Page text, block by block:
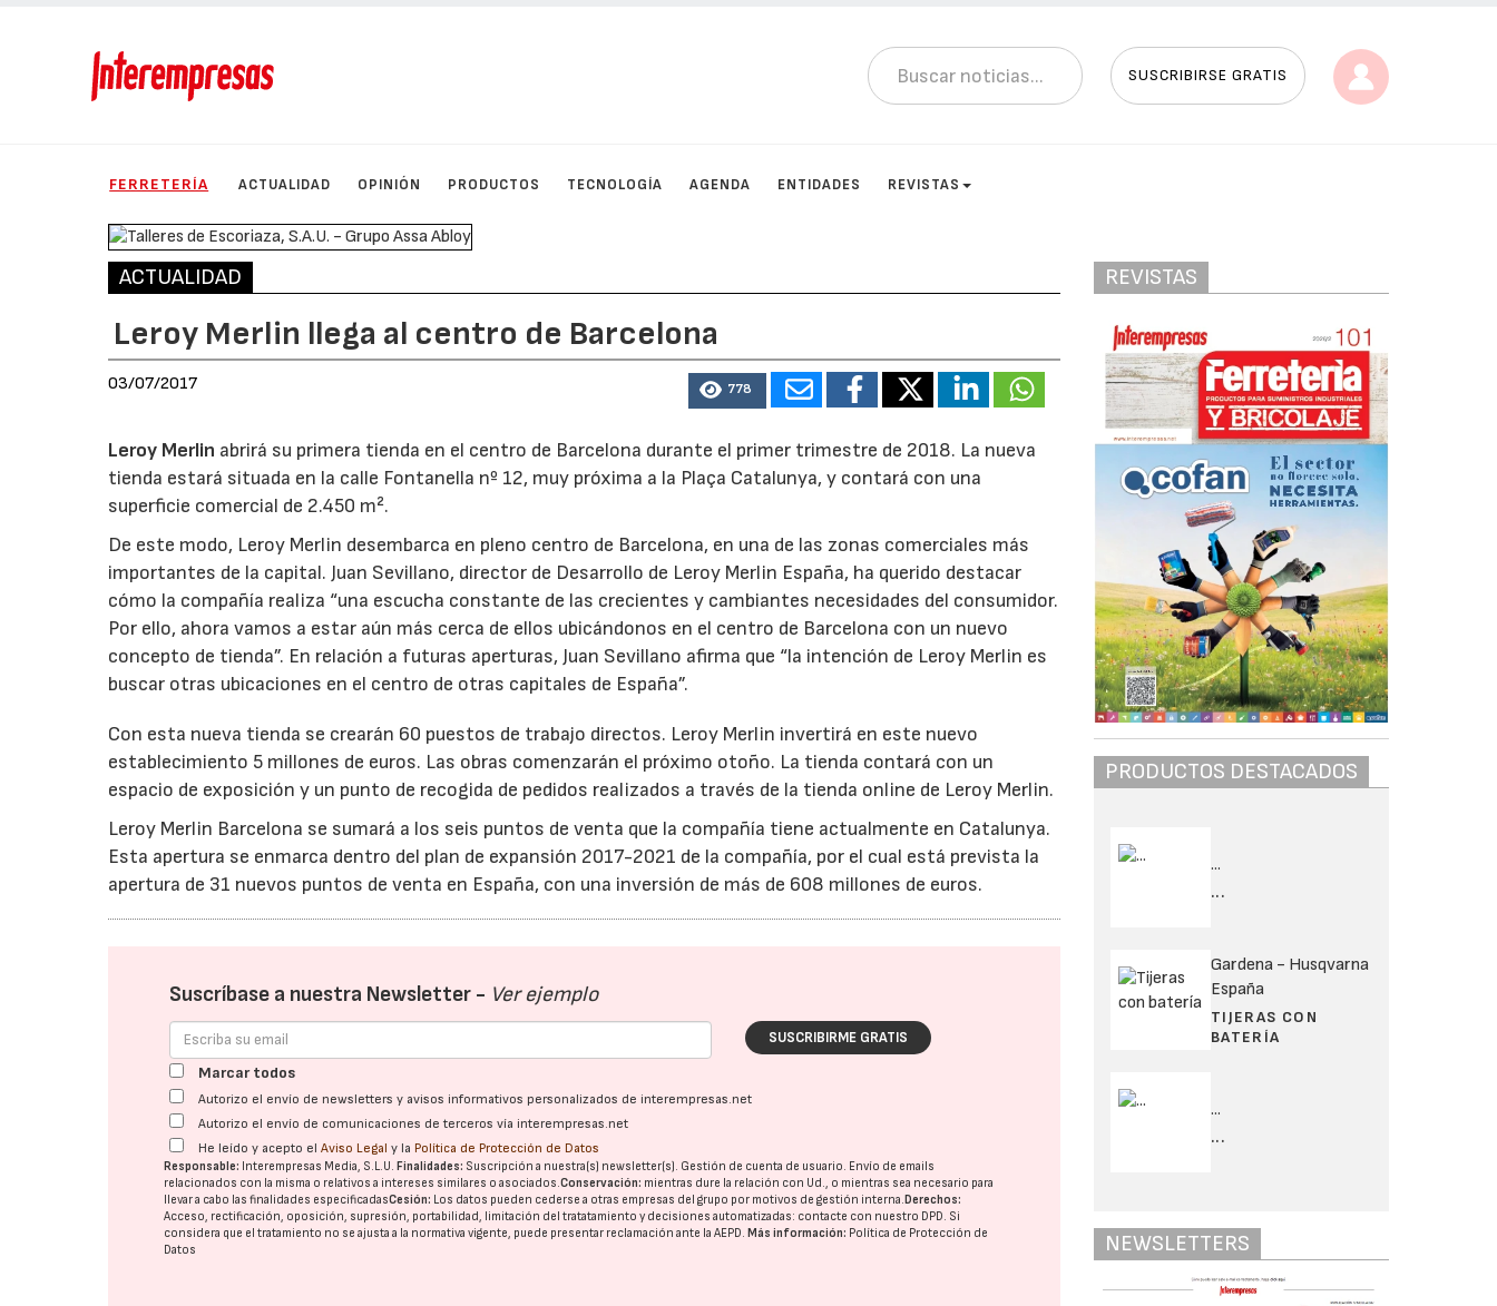
SUSCRIBIRSE GRATIS
FERRETERÍA ACTUALIDAD OPINIÓN PRODUCTOS TECNOLOGÍA AGENDA ENTIDADES REVISTAS
ACTUALIDAD
Leroy Merlin llega al centro de Barcelona
03/07/2017 778
Leroy Merlin abrirá su primera tienda en el centro de Barcelona durante el primer trimestre de 2018. La nueva
tienda estará situada en la calle Fontanella nº 12, muy próxima a la Plaça Catalunya, y contará con una
superficie comercial de 2.450 m².
De este modo, Leroy Merlin desembarca en pleno centro de Barcelona, en una de las zonas comerciales más
importantes de la capital. Juan Sevillano, director de Desarrollo de Leroy Merlin España, ha querido destacar
cómo la compañía realiza “una escucha constante de las crecientes y cambiantes necesidades del consumidor.
Por ello, ahora vamos a estar aún más cerca de ellos ubicándonos en el centro de Barcelona con un nuevo
concepto de tienda”. En relación a futuras aperturas, Juan Sevillano afirma que “la intención de Leroy Merlin es
buscar otras ubicaciones en el centro de otras capitales de España”.
Con esta nueva tienda se crearán 60 puestos de trabajo directos. Leroy Merlin invertirá en este nuevo
establecimiento 5 millones de euros. Las obras comenzarán el próximo otoño. La tienda contará con un
espacio de exposición y un punto de recogida de pedidos realizados a través de la tienda online de Leroy Merlin.
Leroy Merlin Barcelona se sumará a los seis puntos de venta que la compañía tiene actualmente en Catalunya.
Esta apertura se enmarca dentro del plan de expansión 2017-2021 de la compañía, por el cual está prevista la
apertura de 31 nuevos puntos de venta en España, con una inversión de más de 608 millones de euros.
Suscríbase a nuestra Newsletter - Ver ejemplo
SUSCRIBIRME GRATIS
Marcar todos
Autorizo el envío de newsletters y avisos informativos personalizados de interempresas.net
Autorizo el envío de comunicaciones de terceros vía interempresas.net
He leído y acepto elAviso Legal y la Política de Protección de Datos
Responsable: Interempresas Media, S.L.U.Finalidades: Suscripción a nuestra(s) newsletter(s). Gestión de cuenta de usuario. Envío de emails
relacionados con la misma o relativos a intereses similares o asociados.Conservación: mientras dure la relación con Ud., o mientras sea necesario para
llevar a cabo las finalidades especificadasCesión: Los datos pueden cederse a otras empresas del grupo por motivos de gestión interna.Derechos:
Acceso, rectificación, oposición, supresión, portabilidad, limitación del tratatamiento y decisiones automatizadas: contacte con nuestro DPD. Si
considera que el tratamiento no se ajusta a la normativa vigente, puede presentar reclamación ante laAEPD.Más información: Política de Protección de
Datos
REVISTAS
PRODUCTOS DESTACADOS
...
...
Gardena - Husqvarna
España
TIJERAS CON
BATERÍA
...
...
NEWSLETTERS